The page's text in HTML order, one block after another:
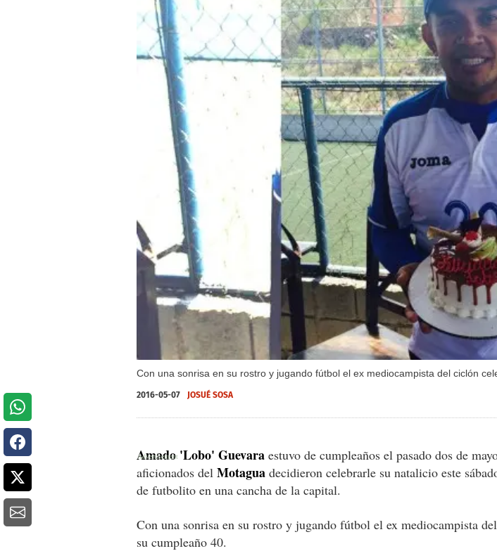
Con una sonrisa en su rostro y jugando fútbol el ex mediocampista del ciclón
2016-05-07 JOSUÉ SOSA
Amado 'Lobo' Guevara estuvo de cumpleaños el pasado dos de
aficionados del Motagua decidieron celebrarle su natalicio este
de futbolito en una cancha de la capital.
Con una sonrisa en su rostro y jugando fútbol el ex mediocampista
su cumpleaño 40.